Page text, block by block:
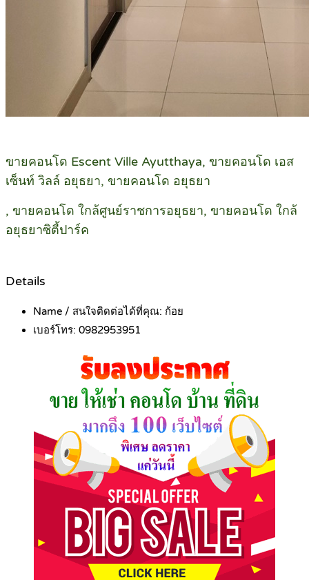
ขายคอนโด Escent Ville Ayutthaya, ขายคอนโด เอส
เซ็นท์ วิลล์ อยุธยา, ขายคอนโด อยุธยา
, ขายคอนโด ใกล้ศูนย์ราชการอยุธยา, ขายคอนโด ใกล้
อยุธยาซิตี้ปาร์ค
Details
Name / สนใจติดต่อได้ที่คุณ: ก้อย
เบอร์โทร: 0982953951